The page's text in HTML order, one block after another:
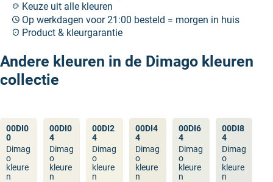
Keuze uit alle kleuren
Op werkdagen voor 21:00 besteld = morgen in huis
Product & kleurgarantie
Andere kleuren in de Dimago kleuren
collectie
00DI0
0
Dimag
o
kleure
n
00DI0
4
Dimag
o
kleure
n
00DI2
4
Dimag
o
kleure
n
00DI4
4
Dimag
o
kleure
n
00DI6
4
Dimag
o
kleure
n
00DI8
4
Dimag
o
kleure
n